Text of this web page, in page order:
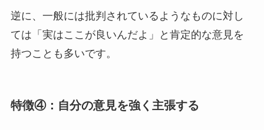
逆に、一般には批判されているようなものに対し
ては「実はここが良いんだよ」と肯定的な意見を
持つことも多いです。
特徴④：自分の意見を強く主張する